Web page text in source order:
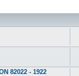
82022 - 1922